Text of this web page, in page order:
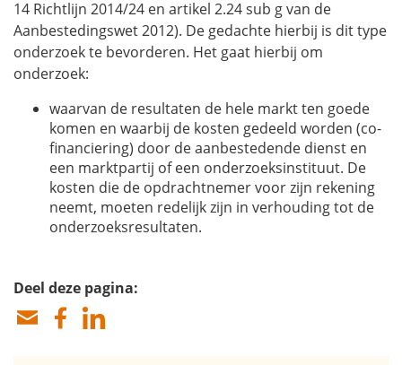
14 Richtlijn 2014/24 en artikel 2.24 sub g van de
Aanbestedingswet 2012). De gedachte hierbij is dit type
onderzoek te bevorderen. Het gaat hierbij om
onderzoek:
waarvan de resultaten de hele markt ten goede
komen en waarbij de kosten gedeeld worden (co-
financiering) door de aanbestedende dienst en
een marktpartij of een onderzoeksinstituut. De
kosten die de opdrachtnemer voor zijn rekening
neemt, moeten redelijk zijn in verhouding tot de
onderzoeksresultaten.
Deel deze pagina: